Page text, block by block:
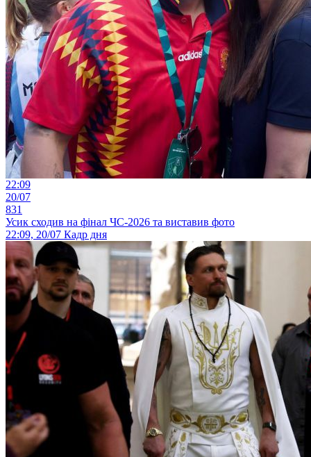
22:09
20/07
831
Усик сходив на фінал ЧС-2026 та виставив фото
22:09, 20/07 Кадр дня